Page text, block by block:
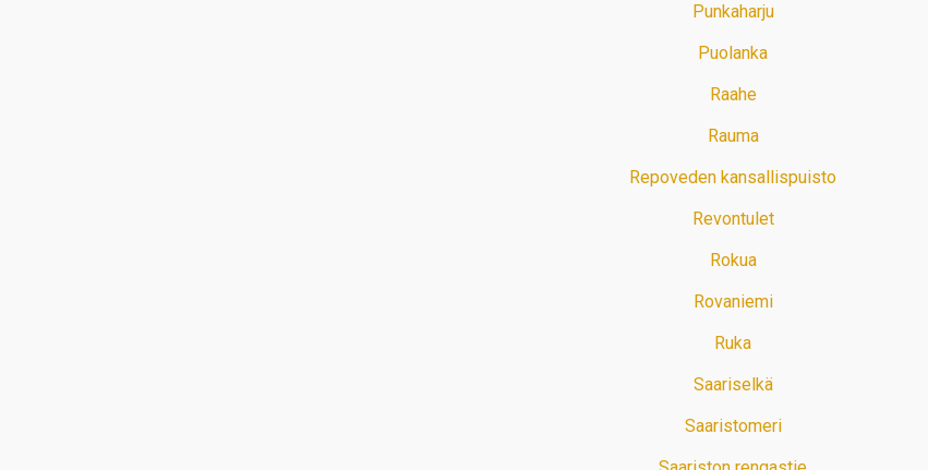
Punkaharju
Puolanka
Raahe
Rauma
Repoveden kansallispuisto
Revontulet
Rokua
Rovaniemi
Ruka
Saariselkä
Saaristomeri